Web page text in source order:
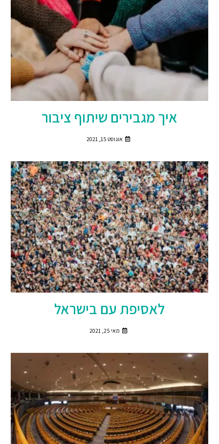
איך מגבירים שיתוף ציבור
אוגוסט 15, 2021
לאסיפת עם בישראל
מאי 25, 2021